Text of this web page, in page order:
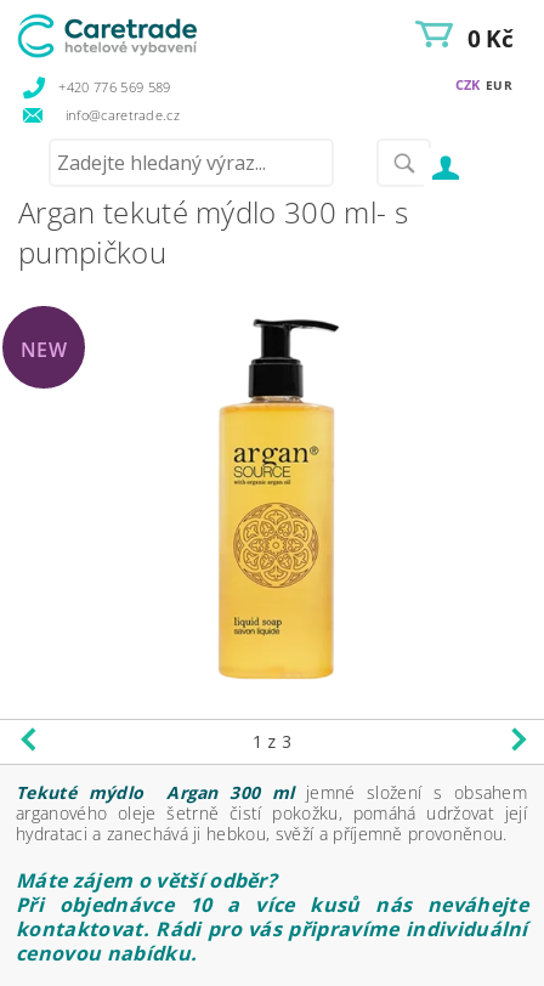
+420 776 569 589
info@caretrade.cz
CZK EUR
0 Kč
Argan tekuté mýdlo 300 ml- s
pumpičkou
NEW
1 z 3
Tekuté mýdlo Argan 300 mljemné složení s obsahem
arganového oleje šetrně čistí pokožku, pomáhá udržovat její
hydrataci a zanechává ji hebkou, svěží a příjemně provoněnou.
Máte zájem o větší odběr?
Při objednávce 10 a více kusů nás neváhejte
kontaktovat. Rádi pro vás připravíme individuální
cenovou nabídku.